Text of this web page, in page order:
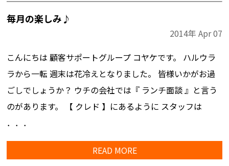
毎月の楽しみ♪
2014年 Apr07
こんにちは 顧客サポートグループ コヤケです。 ハルウラ
ラから一転 週末は花冷えとなりました。 皆様いかがお過
ごしでしょうか？ ウチの会社では『 ランチ面談 』と言う
のがあります。 【 クレド 】にあるように スタッフは
．．．
READ MORE